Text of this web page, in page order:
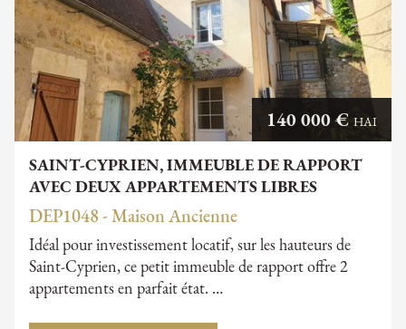
SAINT-CYPRIEN, IMMEUBLE DE RAPPORT
AVEC DEUX APPARTEMENTS LIBRES
140 000 € HAI
DEP1048 - Maison Ancienne
Idéal pour investissement locatif, sur les hauteurs de
Saint-Cyprien, ce petit immeuble de rapport offre 2
appartements en parfait état. …